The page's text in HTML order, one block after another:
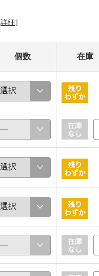
詳細 ］
個数 在庫